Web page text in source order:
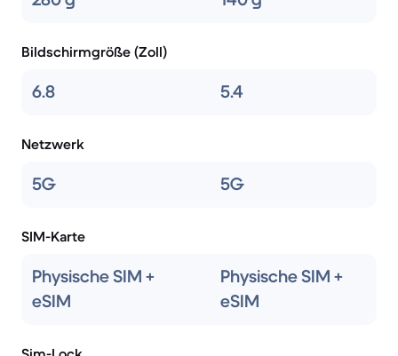
Bildschirmgröße (Zoll)
6.8 5.4
Netzwerk
5G 5G
SIM-Karte
Physische SIM +
eSIM
Physische SIM +
eSIM